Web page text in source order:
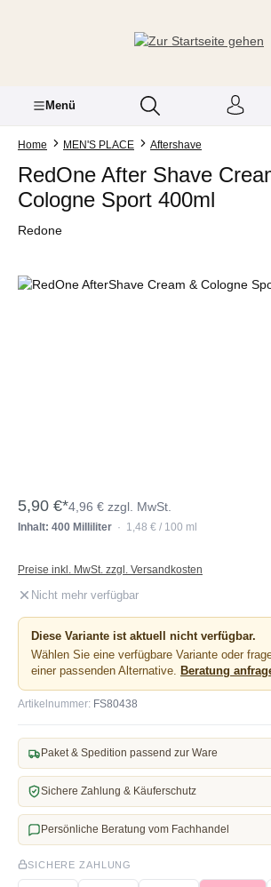
Menü
Home MEN'S PLACE Aftershave
RedOne After Shave
Cologne Sport 400ml
Redone
Bildergalerie überspringen
5,90 €*4,96 € zzgl. MwSt.
Inhalt: 400 Milliliter · 1,48 € / 100 ml
Preise inkl. MwSt. zzgl. Versandkosten
Nicht mehr verfügbar
Diese Variante ist aktuell nicht verfügbar.
Wählen Sie eine verfügbare Variante oder
einer passenden Alternative.
Beratung
Artikelnummer: FS80438
Paket & Spedition passend zur Ware
Sichere Zahlung & Käuferschutz
Persönliche Beratung vom Fachhandel
SICHERE ZAHLUNG